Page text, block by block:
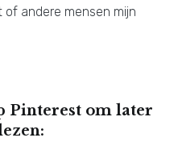
andere mensen mijn
Pinterest om later